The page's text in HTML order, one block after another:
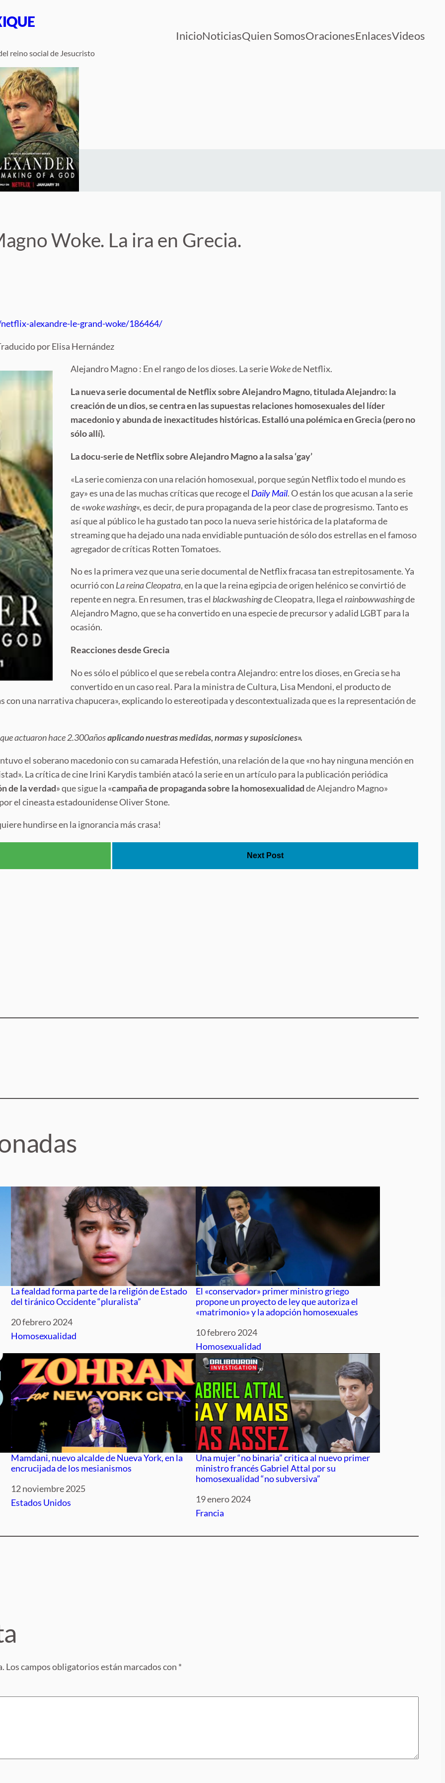
reino social de Jesucristo
InicioNoticiasQuien SomosOracionesEnlacesVideos
Woke. La ira en Grecia.
alexandre-le-grand-woke/186464/
por Elisa Hernández
Alejandro Magno : En el rango de los dioses. La serieWokede Netflix.
La nueva serie documental de Netflix sobre Alejandro Magno, titulada Alejandro: la
creación de un dios, se centra en las supuestas relaciones homosexuales del líder
macedonio y abunda de inexactitudes históricas. Estalló una polémica en Grecia (pero no
sólo allí).
La docu-serie de Netflix sobre Alejandro Magnoa la salsa‘gay’
«La serie comienza con una relación homosexual, porque según Netflix todo el mundo es
gay» es una de las muchas críticas que recoge el Daily Mail. O están los que acusan a la serie
de «woke washing«, es decir, de pura propaganda de la peor clase de progresismo. Tanto es
así que al público le ha gustado tan poco la nueva serie histórica de la plataforma de
streaming que ha dejado una nada envidiable puntuación de sólo dos estrellas en el famoso
agregador de críticas Rotten Tomatoes.
No es la primera vez que una serie documental de Netflix fracasa tan estrepitosamente. Ya
ocurrió con La reina Cleopatra, en la que la reina egipcia de origen helénico se convirtió de
repente en negra. En resumen, tras elblackwashingde Cleopatra, llega elrainbowwashingde
Alejandro Magno, que se ha convertido en una especie de precursor y adalid LGBT para la
ocasión.
Reacciones desde Grecia
No es sólo el público el que se rebela contra Alejandro: entre los dioses, en Grecia se ha
convertido en un caso real. Para la ministra de Cultura, Lisa Mendoni, el producto de
una narrativa chapucera», explicando lo estereotipada y descontextualizada que es la representación de
actuaron hace 2.300añosaplicando nuestras medidas, normas y suposiciones».
el soberano macedonio con su camarada Hefestión, una relación de la que «no hay ninguna mención en
La crítica de cine Irini Karydis también atacó la serie en un artículo para la publicación periódica
de la verdad» que sigue la «campaña de propaganda sobre la homosexualidadde Alejandro Magno»
el cineasta estadounidense Oliver Stone.
hundirse en la ignorancia más crasa!
Next Post
La fealdad forma parte de la religión de Estado
del tiránico Occidente “pluralista”
Fecha
20 febrero 2024
Respecto a
Homosexualidad
El «conservador» primer ministro griego
propone un proyecto de ley que autoriza el
«matrimonio» y la adopción homosexuales
Fecha
10 febrero 2024
Respecto a
Homosexualidad
Mamdani, nuevo alcalde de Nueva York, en la
encrucijada de los mesianismos
Fecha
12 noviembre 2025
Respecto a
Estados Unidos
Una mujer “no binaria” critica al nuevo primer
ministro francés Gabriel Attal por su
homosexualidad “no subversiva”
Fecha
19 enero 2024
Respecto a
Francia
Los campos obligatorios están marcados con *